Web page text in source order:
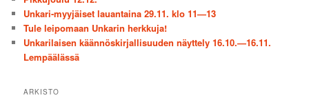
Unkari-myyjäiset lauantaina 29.11. klo 11—13
Tule leipomaan Unkarin herkkuja!
Unkarilaisen käännöskirjallisuuden näyttely 16.10.—16.11.
Lempäälässä
ARKISTO